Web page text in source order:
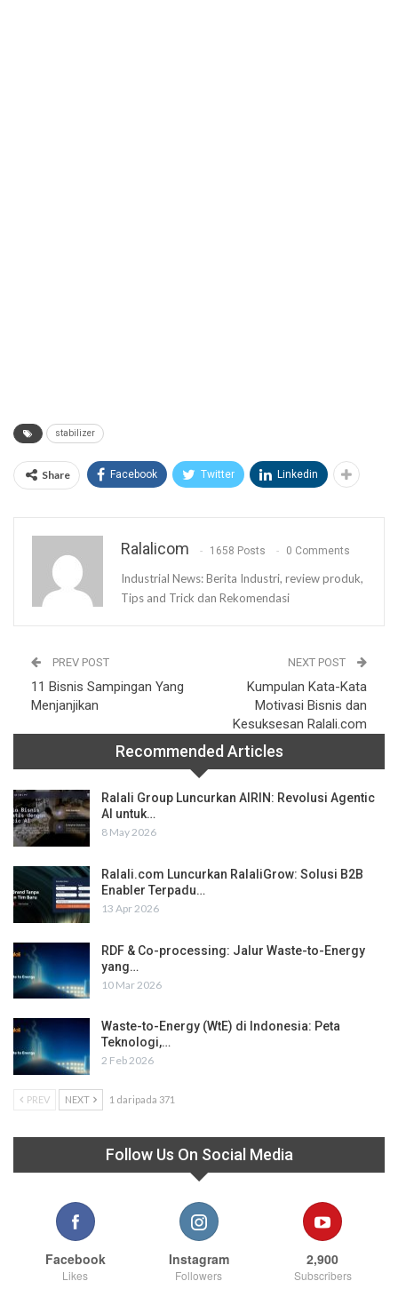
stabilizer
Share Facebook Twitter Linkedin
Ralalicom 1658 Posts 0 Comments
Industrial News: Berita Industri, review produk,
Tips and Trick dan Rekomendasi
PREV POST
11 Bisnis Sampingan Yang
Menjanjikan
NEXT POST
Kumpulan Kata-Kata
Motivasi Bisnis dan
Kesuksesan Ralali.com
Recommended Articles
Ralali Group Luncurkan AIRIN: Revolusi Agentic
AI untuk…
8 May 2026
Ralali.com Luncurkan RalaliGrow: Solusi B2B
Enabler Terpadu…
13 Apr 2026
RDF & Co-processing: Jalur Waste-to-Energy
yang…
10 Mar 2026
Waste-to-Energy (WtE) di Indonesia: Peta
Teknologi,…
2 Feb 2026
PREV NEXT 1 daripada 371
Follow Us On Social Media
Facebook
Likes
Instagram
Followers
2,900
Subscribers